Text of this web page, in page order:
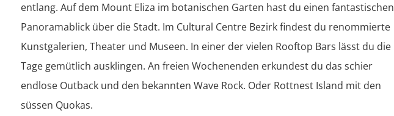
entlang. Auf dem Mount Eliza im botanischen Garten hast du einen fantastischen
Panoramablick über die Stadt. Im Cultural Centre Bezirk findest du renommierte
Kunstgalerien, Theater und Museen. In einer der vielen Rooftop Bars lässt du die
Tage gemütlich ausklingen. An freien Wochenenden erkundest du das schier
endlose Outback und den bekannten Wave Rock. Oder Rottnest Island mit den
süssen Quokas.